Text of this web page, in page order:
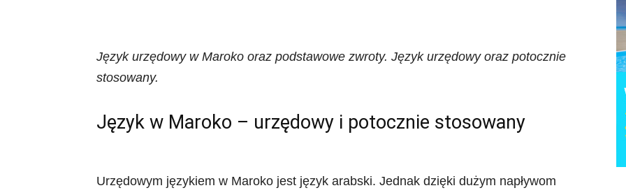
Język urzędowy w Maroko oraz podstawowe zwroty. Język urzędowy oraz potocznie
stosowany.
Język w Maroko – urzędowy i potocznie stosowany
Urzędowym językiem w Maroko jest język arabski. Jednak dzięki dużym napływom